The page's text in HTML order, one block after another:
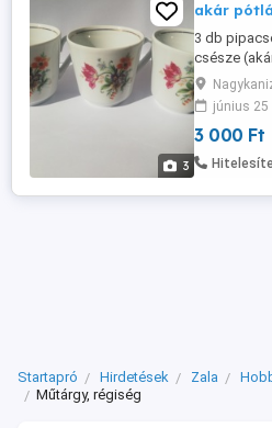
3
akár
3 db
csésze
látható,
Magasság
Ft.
tudom.
június 25
3 000 Ft
Startapró Hirdetések Zala
Műtárgy, régiség